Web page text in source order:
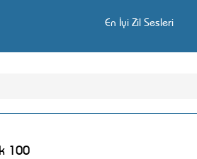
En İyi Zil Sesleri
100